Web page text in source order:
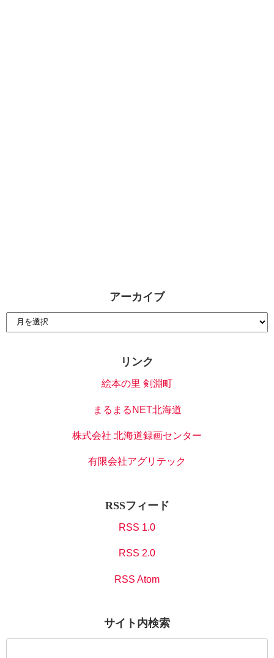
アーカイブ
リンク
絵本の里 剣淵町
まるまるNET北海道
株式会社 北海道録画センター
有限会社アグリテック
RSSフィード
RSS 1.0
RSS 2.0
RSS Atom
サイト内検索